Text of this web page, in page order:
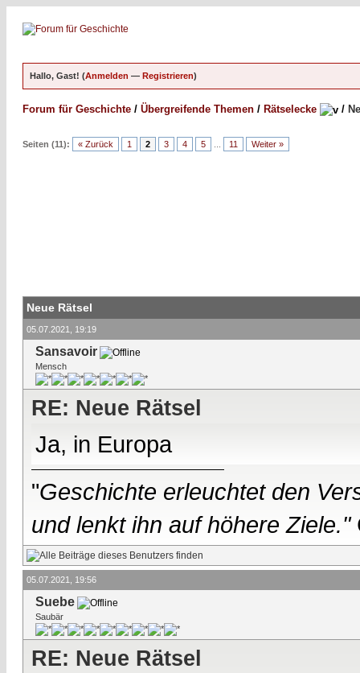
Hallo, Gast! (Anmelden — Registrieren)
Forum für Geschichte / Übergreifende Themen / Rätselecke /
Seiten (11): « Zurück 1 2 3 4 5 11 Weiter »
Neue Rätsel
05.07.2021, 19:19
Sansavoir
Mensch
RE: Neue Rätsel
Ja, in Europa
"Geschichte erleuchtet den
und lenkt ihn auf höhere Ziele."
05.07.2021, 19:56
Suebe
Saubär
RE: Neue Rätsel